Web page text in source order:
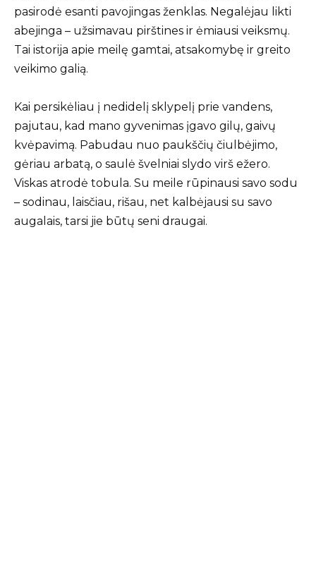
pasirodė esanti pavojingas ženklas. Negalėjau likti
abejinga – užsimavau pirštines ir ėmiausi veiksmų.
Tai istorija apie meilę gamtai, atsakomybę ir greito
veikimo galią.
Kai persikėliau į nedidelį sklypelį prie vandens,
pajutau, kad mano gyvenimas įgavo gilų, gaivų
kvėpavimą. Pabudau nuo paukščių čiulbėjimo,
gėriau arbatą, o saulė švelniai slydo virš ežero.
Viskas atrodė tobula. Su meile rūpinausi savo sodu
– sodinau, laisčiau, rišau, net kalbėjausi su savo
augalais, tarsi jie būtų seni draugai.